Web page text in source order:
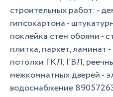
строительных работ: -
гипсокартона -
поклейка стен обоями -
плитка, паркет, ламинат
потолки ГКЛ, ГВЛ,
межкомнатных дверей -
водоснабжение